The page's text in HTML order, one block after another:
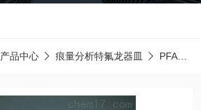
产品中心 痕量分析特氟龙器皿 PFA器皿